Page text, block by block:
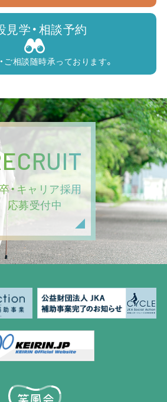
見学・相談予約
ご相談随時承っております。
・キャリア採用
応募受付中